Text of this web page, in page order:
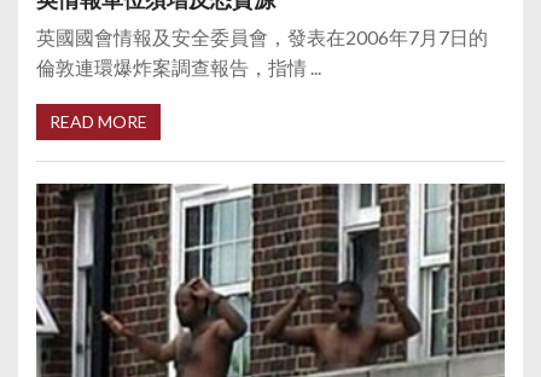
英國國會情報及安全委員會，發表在2006年7月7日的
倫敦連環爆炸案調查報告，指情 ...
READ MORE